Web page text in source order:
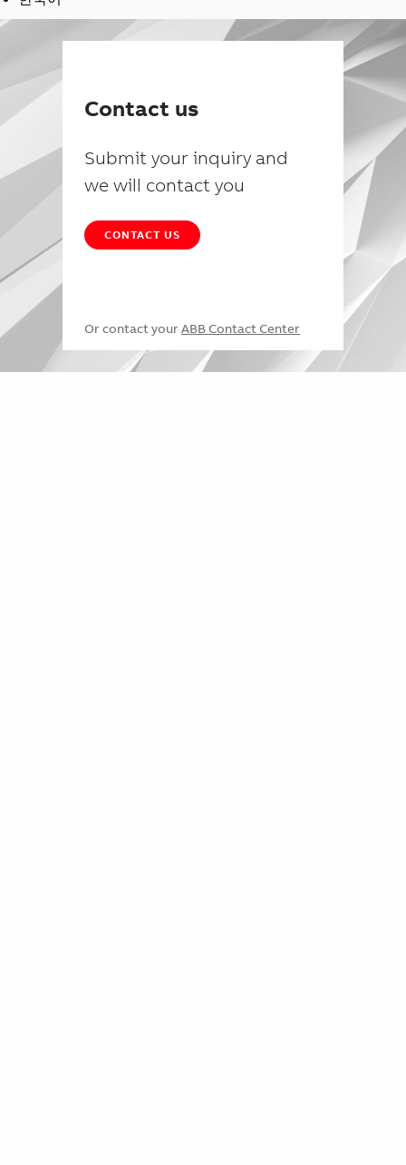
Contact us
Submit your inquiry and
we will contact you
CONTACT US
Or contact your ABB Contact Center